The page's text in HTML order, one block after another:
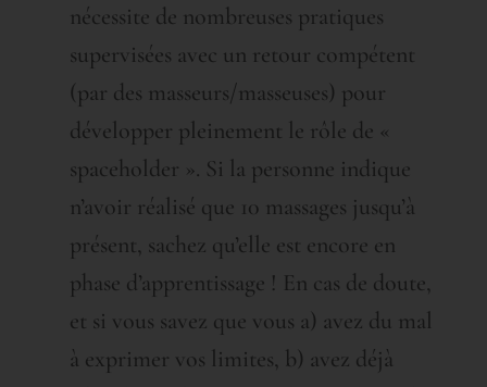
nécessite de nombreuses pratiques
supervisées avec un retour compétent
(par des masseurs/masseuses) pour
développer pleinement le rôle de «
spaceholder ». Si la personne indique
n’avoir réalisé que 10 massages jusqu’à
présent, sachez qu’elle est encore en
phase d’apprentissage ! En cas de doute,
et si vous savez que vous a) avez du mal
à exprimer vos limites, b) avez déjà